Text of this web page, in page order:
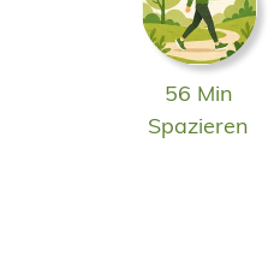
56 Min
Spazieren